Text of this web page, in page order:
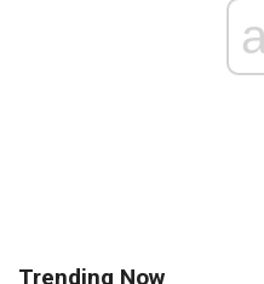
Trending Now